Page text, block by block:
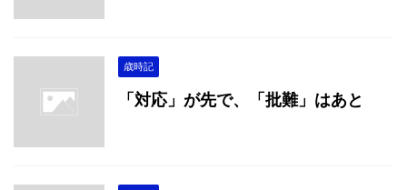
歳時記
「対応」が先で、「批難」はあと